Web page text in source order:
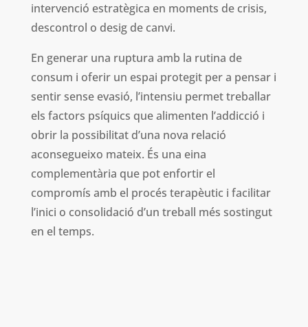
intervenció estratègica en moments de crisis,
descontrol o desig de canvi.
En generar una ruptura amb la rutina de
consum i oferir un espai protegit per a pensar i
sentir sense evasió, l’intensiu permet treballar
els factors psíquics que alimenten l’addicció i
obrir la possibilitat d’una nova relació
aconsegueixo mateix. És una eina
complementària que pot enfortir el
compromís amb el procés terapèutic i facilitar
l’inici o consolidació d’un treball més sostingut
en el temps.